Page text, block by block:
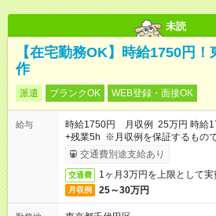
未読
【在宅勤務OK】時給1750円！
作
派遣 ブランクOK WEB登録・面接OK
給与
時給1750円 月収例 25万円 時給
+残業5h ※月収例を保証するもの
りサービス利用可（利用条件有）
交通費別途支給あり
交通費 1ヶ月3万円を上限として実
月収例 25～30万円